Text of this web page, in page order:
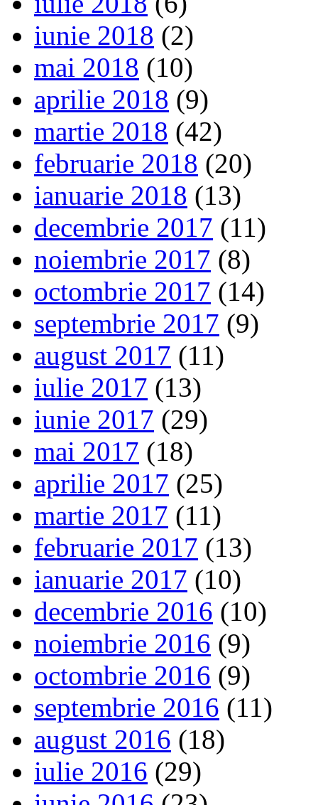
iunie 2018 (2)
mai 2018 (10)
aprilie 2018 (9)
martie 2018 (42)
februarie 2018 (20)
ianuarie 2018 (13)
decembrie 2017 (11)
noiembrie 2017 (8)
octombrie 2017 (14)
septembrie 2017 (9)
august 2017 (11)
iulie 2017 (13)
iunie 2017 (29)
mai 2017 (18)
aprilie 2017 (25)
martie 2017 (11)
februarie 2017 (13)
ianuarie 2017 (10)
decembrie 2016 (10)
noiembrie 2016 (9)
octombrie 2016 (9)
septembrie 2016 (11)
august 2016 (18)
iulie 2016 (29)